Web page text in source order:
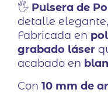
🖐️ Pulsera de
detalle
Fabricada en
grabado láser
acabado en
Con 10 mm de